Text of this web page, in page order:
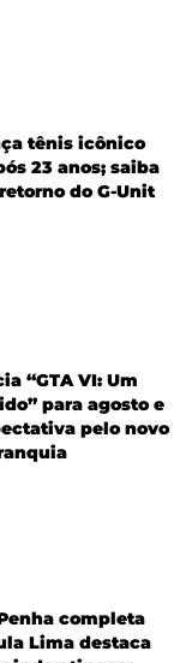
tênis icônico
23 anos; saiba
do G-Unit
“GTA VI: Um
para agosto e
pelo novo
completa
Lima destaca